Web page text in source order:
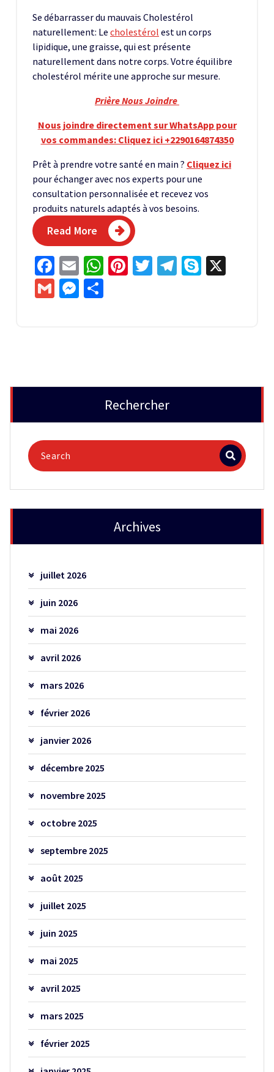
Se débarrasser du mauvais Cholestérol
naturellement: Le cholestérol est un corps
lipidique, une graisse, qui est présente
naturellement dans notre corps. Votre équilibre
cholestérol mérite une approche sur mesure.
Prière Nous Joindre
Nous joindre directement sur WhatsApp pour
vos commandes: Cliquez ici +2290164874350
Prêt à prendre votre santé en main ? Cliquez ici
pour échanger avec nos experts pour une
consultation personnalisée et recevez vos
produits naturels adaptés à vos besoins.
Read More
Facebook
EmailWhatsApp
Pinterest
Twitter
Telegram
Skype
GmailMessenger
Rechercher
Archives
juillet 2026
juin 2026
mai 2026
avril 2026
mars 2026
février 2026
janvier 2026
décembre 2025
novembre 2025
octobre 2025
septembre 2025
août 2025
juillet 2025
juin 2025
mai 2025
avril 2025
mars 2025
février 2025